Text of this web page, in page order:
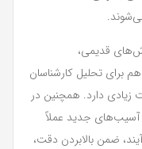
قدیمی،
برای تحلیل کارشناسان
زیادی دارد. همچنین در
آسیب‌های جدید عملاً
ضمن بالابردن دقت،